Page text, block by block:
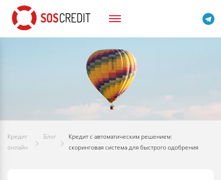
Кредит
онлайн
Блог
Кредит с автоматическим решением:
скоринговая система для быстрого одобрения